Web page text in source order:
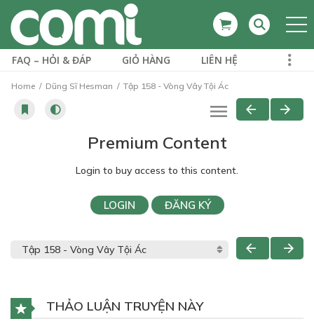
FAQ – HỎI & ĐÁP GIỎ HÀNG LIÊN HỆ
Home Dũng Sĩ Hesman Tập 158 - Vòng Vây Tội Ác
Premium Content
Login to buy access to this content.
LOGIN ĐĂNG KÝ
THẢO LUẬN TRUYỆN NÀY